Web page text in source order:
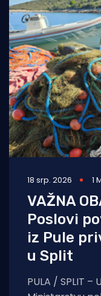
18 srp. 2026 1
VAŽNA
Poslovi
iz Pule
u Split
PULA / SPLIT